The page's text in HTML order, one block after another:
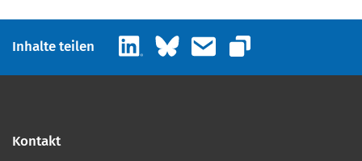
Inhalte teilen LinkedInBlueskyE-Mail
Link kopieren
Kontakt